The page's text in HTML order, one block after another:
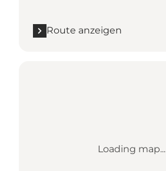
Route anzeigen
Loading map...